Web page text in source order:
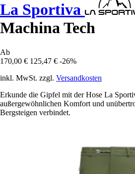
La Sportiva
Machina Tech
Ab
170,00 € 125,47 € -26%
inkl. MwSt. zzgl. Versandkosten
Erkunde die Gipfel mit der Hose La
außergewöhnlichen Komfort und
Bergsteigen verbindet.